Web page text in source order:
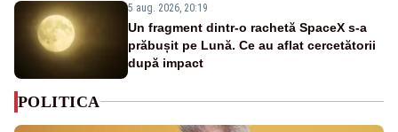
5 aug. 2026, 20:19
Un fragment dintr-o rachetă SpaceX s-a
prăbușit pe Lună. Ce au aflat cercetătorii
după impact
POLITICA